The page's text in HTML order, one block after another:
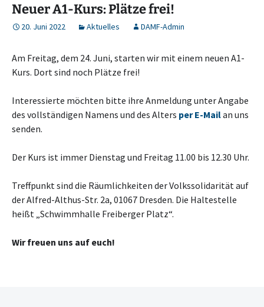
Neuer A1-Kurs: Plätze frei!
20. Juni 2022 Aktuelles DAMF-Admin
Am Freitag, dem 24. Juni, starten wir mit einem neuen A1-
Kurs. Dort sind noch Plätze frei!
Interessierte möchten bitte ihre Anmeldung unter Angabe
des vollständigen Namens und des Alters per E-Mailan uns
senden.
Der Kurs ist immer Dienstag und Freitag 11.00 bis 12.30 Uhr.
Treffpunkt sind die Räumlichkeiten der Volkssolidarität auf
der Alfred-Althus-Str. 2a, 01067 Dresden. Die Haltestelle
heißt „Schwimmhalle Freiberger Platz“.
Wir freuen uns auf euch!